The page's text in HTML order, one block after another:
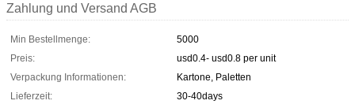
Zahlung und Versand AGB
Min Bestellmenge:
5000
Preis:
usd0.4- usd0.8 per unit
Verpackung Informationen:
Kartone, Paletten
Lieferzeit:
30-40days